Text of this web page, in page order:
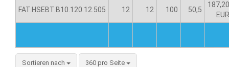
FAT.HSEBT.B10.120.12.505 12 12 100 50,5
187,20
EUR
Sortieren nach 360 pro Seite